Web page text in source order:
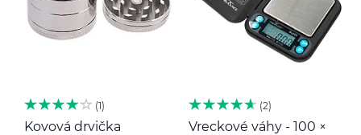
1
Kovová drvička
2
Vreckové váhy - 100 ×